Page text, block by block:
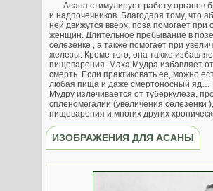
Асана стимулирует работу органов
и надпочечников. Благодаря тому, что
ней движутся вверх, поза помогает при
женщин. Длительное пребывание в позе
селезенке , а также помогает при
железы. Кроме того, она также
пищеварения. Маха Мудра избавляет
смерть. Если практиковать ее, можно
любая пища и даже смертоносный яд…
Мудру излечивается от туберкулеза,
спленомегалии (увеличения селезенки
пищеварения и многих других
ИЗОБРАЖЕНИЯ ДЛЯ АСАНЫ